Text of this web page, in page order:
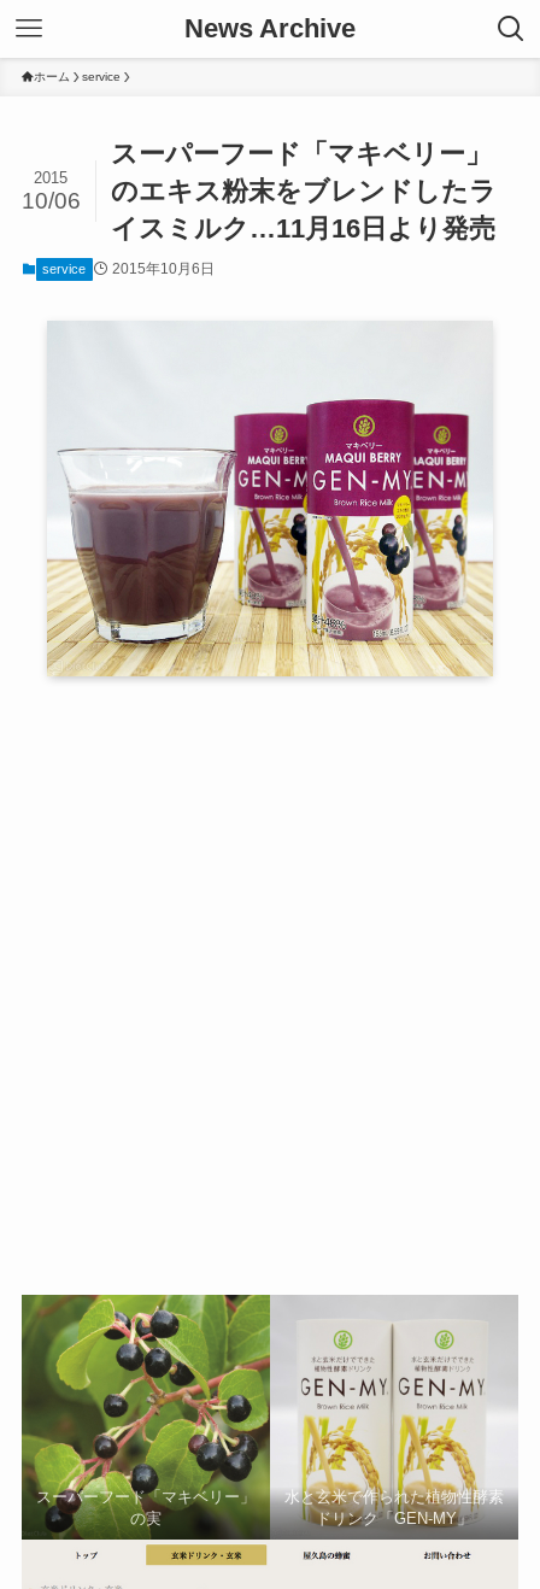
News Archive
ホーム service
スーパーフード「マキベリー」
のエキス粉末をブレンドしたラ
イスミルク…11月16日より発売
2015
10/06
service 2015年10月6日
スーパーフード「マキベリー」
の実
水と玄米で作られた植物性酵素
ドリンク「GEN-MY」